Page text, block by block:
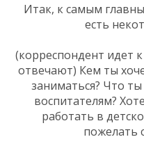
Итак, к самым
есть
(корреспондент идет
отвечают) Кем ты
заниматься? Что
воспитателям?
работать в
пожелать